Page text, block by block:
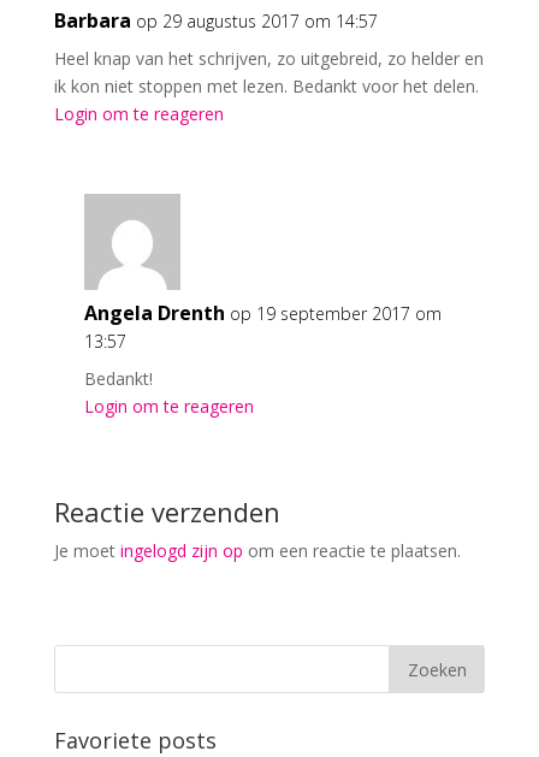
Barbara op 29 augustus 2017 om 14:57
Heel knap van het schrijven, zo uitgebreid, zo helder en
ik kon niet stoppen met lezen. Bedankt voor het delen.
Login om te reageren
Angela Drenth op 19 september 2017 om
13:57
Bedankt!
Login om te reageren
Reactie verzenden
Je moet ingelogd zijn op om een reactie te plaatsen.
Favoriete posts